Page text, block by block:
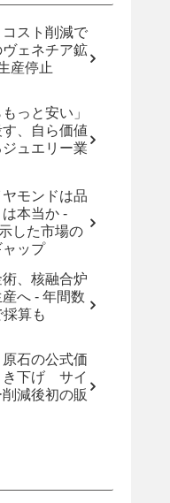
スト削減で
ェネチア鉱
産停止
っと安い」
、自ら価値
ュエリー業
ヤモンドは品
本当か -
した市場の
ップ
、核融合炉
へ - 年間数
算も
石の公式価
き下げ サイ
削減後初の販